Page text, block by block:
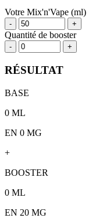
Votre Mix'n'Vape (ml)
- +
Quantité de booster
- +
RÉSULTAT
BASE
0 ML
EN 0 MG
+
BOOSTER
0 ML
EN 20 MG